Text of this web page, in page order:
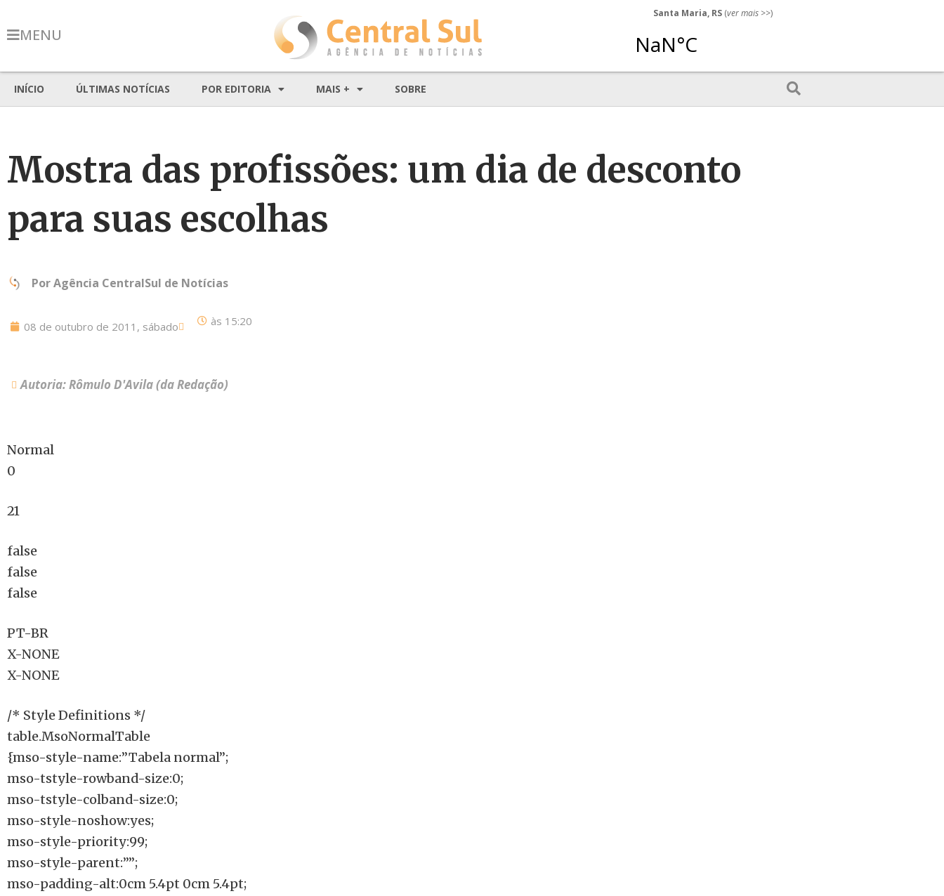
MENU
Santa Maria, RS (ver mais >>)
INÍCIO ÚLTIMAS NOTÍCIAS POR EDITORIA MAIS + SOBRE
Mostra das profissões: um dia de desconto
para suas escolhas
PorAgência CentralSul de Notícias
08 de outubro de 2011, sábado às 15:20
Autoria: Rômulo D'Avila (da Redação)
Normal
0
21
false
false
false
PT-BR
X-NONE
X-NONE
/* Style Definitions */
table.MsoNormalTable
{mso-style-name:”Tabela normal”;
mso-tstyle-rowband-size:0;
mso-tstyle-colband-size:0;
mso-style-noshow:yes;
mso-style-priority:99;
mso-style-parent:””;
mso-padding-alt:0cm 5.4pt 0cm 5.4pt;